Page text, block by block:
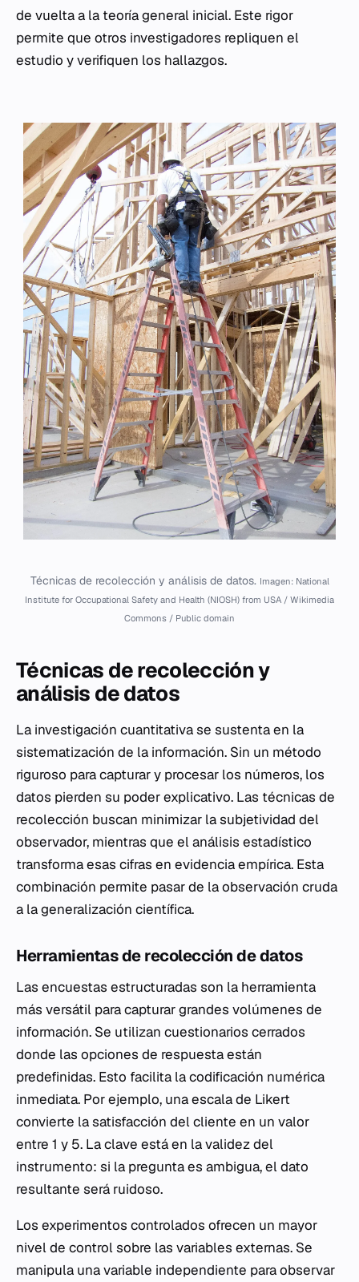
de vuelta a la teoría general inicial. Este rigor
permite que otros investigadores repliquen el
estudio y verifiquen los hallazgos.
Técnicas de recolección y análisis de datos. Imagen: National
Institute for Occupational Safety and Health (NIOSH) from USA / Wikimedia
Commons / Public domain
Técnicas de recolección y
análisis de datos
La investigación cuantitativa se sustenta en la
sistematización de la información. Sin un método
riguroso para capturar y procesar los números, los
datos pierden su poder explicativo. Las técnicas de
recolección buscan minimizar la subjetividad del
observador, mientras que el análisis estadístico
transforma esas cifras en evidencia empírica. Esta
combinación permite pasar de la observación cruda
a la generalización científica.
Herramientas de recolección de datos
Las encuestas estructuradas son la herramienta
más versátil para capturar grandes volúmenes de
información. Se utilizan cuestionarios cerrados
donde las opciones de respuesta están
predefinidas. Esto facilita la codificación numérica
inmediata. Por ejemplo, una escala de Likert
convierte la satisfacción del cliente en un valor
entre 1 y 5. La clave está en la validez del
instrumento: si la pregunta es ambigua, el dato
resultante será ruidoso.
Los experimentos controlados ofrecen un mayor
nivel de control sobre las variables externas. Se
manipula una variable independiente para observar